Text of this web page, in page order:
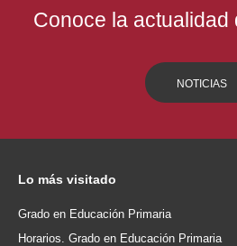
Conoce la actualidad
NOTICIAS
Lo más visitado
Grado en Educación Primaria
Horarios. Grado en Educación Primaria